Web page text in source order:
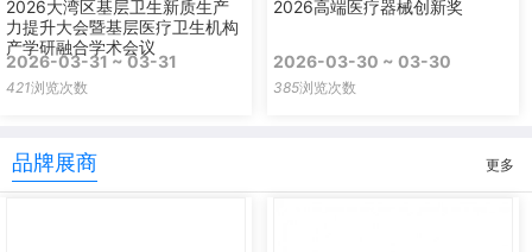
2026大湾区基层卫生新质生产
力提升大会暨基层医疗卫生机构
产学研融合学术会议
2026-03-31 ~ 03-31
421浏览次数
2026高端医疗器械创新奖
2026-03-30 ~ 03-30
385浏览次数
品牌展商 更多